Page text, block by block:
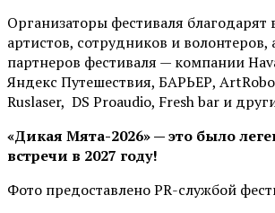
Организаторы фестиваля благодарят
артистов, сотрудников и волонтеров,
партнеров фестиваля — компании
Яндекс Путешествия, БАРЬЕР,
Ruslaser, DS Proaudio, Fresh bar и
«Дикая Мята-2026» — это было
встречи в 2027 году!
Фото предоставлено PR-службой